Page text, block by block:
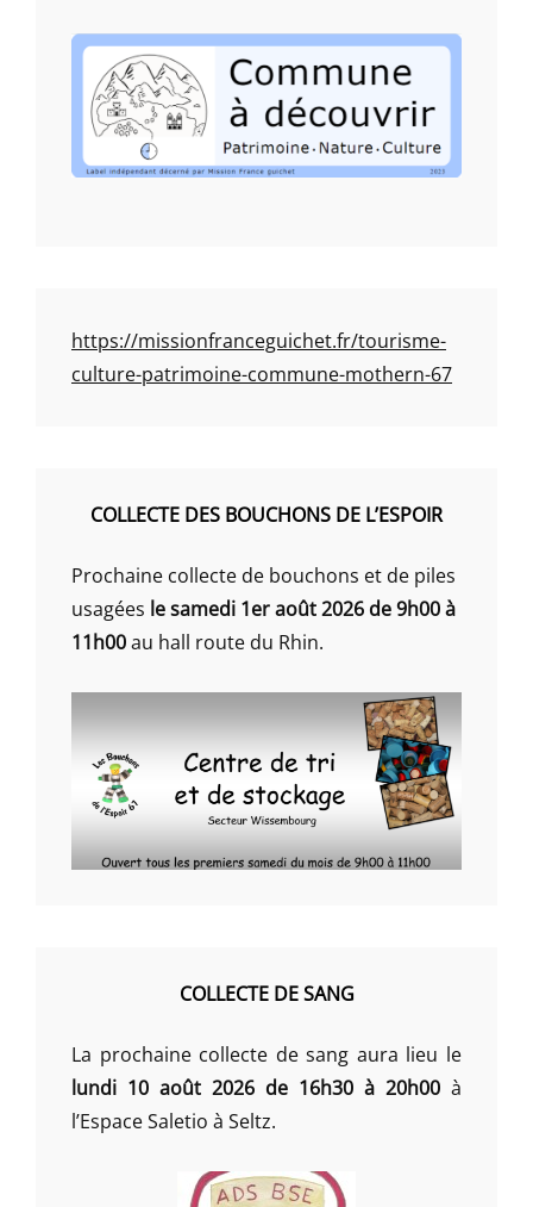
https://missionfranceguichet.fr/tourisme-
culture-patrimoine-commune-mothern-67
COLLECTE DES BOUCHONS DE L’ESPOIR
Prochaine collecte de bouchons et de piles
usagées le samedi 1er août 2026 de 9h00 à
11h00au hall route du Rhin.
COLLECTE DE SANG
La prochaine collecte de sang aura lieu le
lundi 10 août 2026 de 16h30 à 20h00 à
l’Espace Saletio à Seltz.